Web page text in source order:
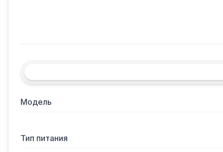
Модель
Тип питания